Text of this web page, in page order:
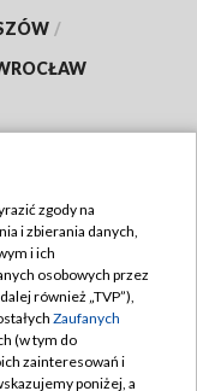
/
zgody na
i zbierania danych,
i ich
osobowych przez
również „TVP”),
Zaufanych
(w tym do
zainteresowań i
poniżej, a